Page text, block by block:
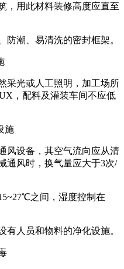
，用此材料装修高度应直至
潮、易清洗的密封框架。
光或人工照明，加工场所
，配料及灌装车间不应低
施
设备，其空气流向应从清
通风时，换气量应大于3次/
之间，湿度控制在
人员和物料的净化设施。